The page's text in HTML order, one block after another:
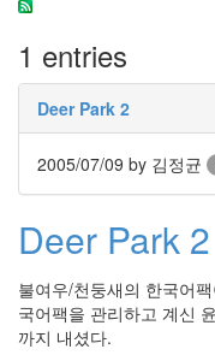
1 entries
Deer Park 2
2005/07/09 by 김정균
Deer Park 2
불여우/천둥새의 한국어
국어팩을 관리하고 계신
까지 내셨다.
균
Cloud
리
눅
스